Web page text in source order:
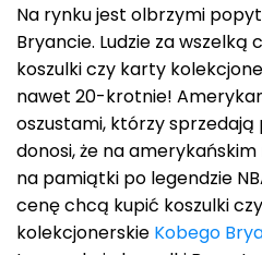
Na rynku jest olbrzymi
Bryancie. Ludzie za
koszulki czy karty
nawet 20-krotnie!
oszustami, którzy sprzedają
donosi, że na
na pamiątki po legendzie
cenę chcą kupić koszulki
kolekcjonerskie Kobego